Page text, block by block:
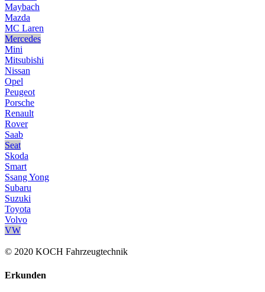
Maybach
Mazda
MC Laren
Mercedes
Mini
Mitsubishi
Nissan
Opel
Peugeot
Porsche
Renault
Rover
Saab
Seat
Skoda
Smart
Ssang Yong
Subaru
Suzuki
Toyota
Volvo
VW
© 2020 KOCH Fahrzeugtechnik
Erkunden